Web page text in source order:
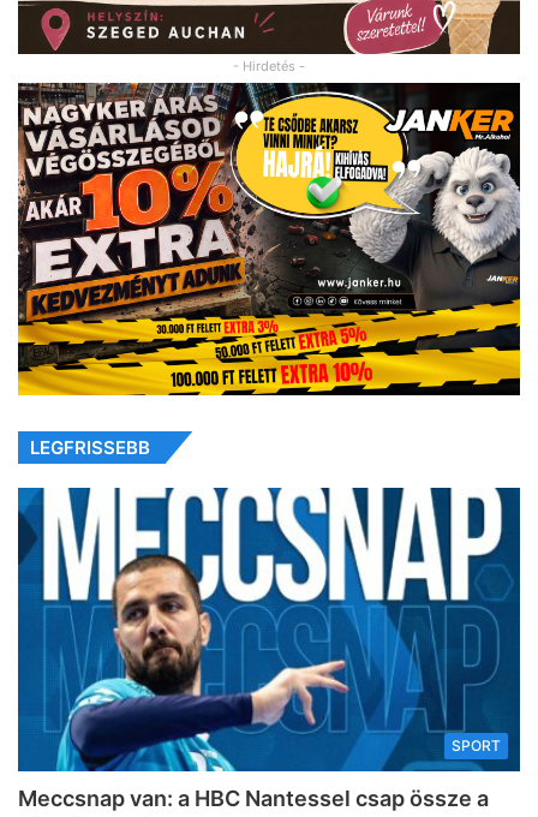
- Hirdetés -
LEGFRISSEBB
SPORT
Meccsnap van: a HBC Nantessel csap össze a